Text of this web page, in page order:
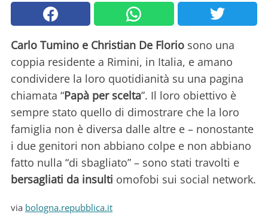
Carlo Tumino e Christian De Florio sono una
coppia residente a Rimini, in Italia, e amano
condividere la loro quotidianità su una pagina
chiamata “Papà per scelta”. Il loro obiettivo è
sempre stato quello di dimostrare che la loro
famiglia non è diversa dalle altre e – nonostante
i due genitori non abbiano colpe e non abbiano
fatto nulla “di sbagliato” – sono stati travolti e
bersagliati da insulti omofobi sui social network.
via bologna.repubblica.it